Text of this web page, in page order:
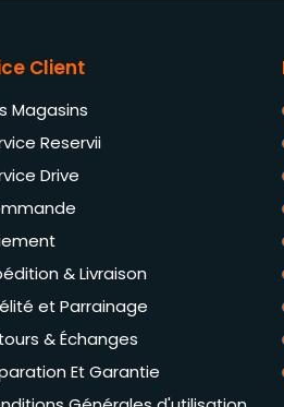
Client
Magasins
Reservii
Drive
& Livraison
et Parrainage
& Échanges
Et Garantie